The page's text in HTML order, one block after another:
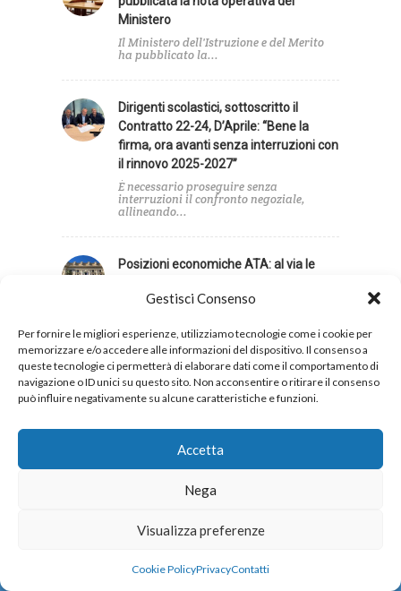
Gestisci Consenso
Per fornire le migliori esperienze, utilizziamo tecnologie come i cookie per
memorizzare e/o accedere alle informazioni del dispositivo. Il consenso a
queste tecnologie ci permetterà di elaborare dati come il comportamento di
navigazione o ID unici su questo sito. Non acconsentire o ritirare il consenso
può influire negativamente su alcune caratteristiche e funzioni.
Accetta
Nega
Visualizza preferenze
Cookie PolicyPrivacyContatti
Ministero
Il Ministero dell'Istruzione e del Merito
ha pubblicato la...
Dirigenti scolastici, sottoscritto il
Contratto 22-24, D’Aprile: “Bene la
firma, ora avanti senza interruzioni con
il rinnovo 2025-2027”
È necessario proseguire senza
interruzioni il confronto negoziale,
allineando...
Posizioni economiche ATA: al via le
Accolta la richiesta della UIL Scuola
Cookies